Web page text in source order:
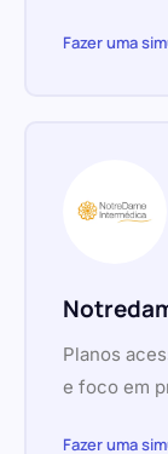
Fazer uma
Planos
e foco em
Fazer uma